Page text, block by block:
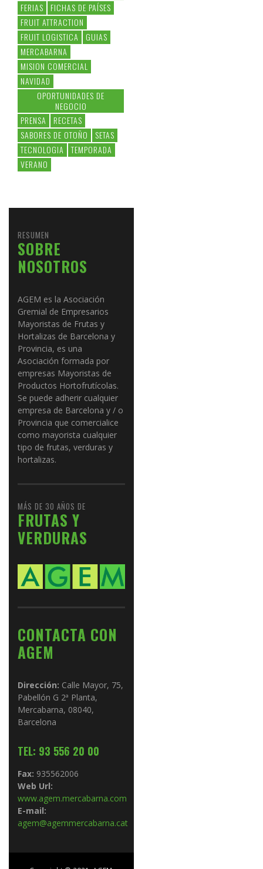
FERIAS
FICHAS DE PAÍSES
FRUIT ATTRACTION
FRUIT LOGISTICA
GUIAS
MERCABARNA
MISION COMERCIAL
NAVIDAD
OPORTUNIDADES DE
NEGOCIO
PRENSA
RECETAS
SABORES DE OTOÑO
SETAS
TECNOLOGIA
TEMPORADA
VERANO
RESUMEN
SOBRE
NOSOTROS
AGEM es la Asociación
Gremial de Empresarios
Mayoristas de Frutas y
Hortalizas de Barcelona y
Provincia, es una
Asociación formada por
empresas Mayoristas de
Productos Hortofrutícolas.
Se puede adherir cualquier
empresa de Barcelona y / o
Provincia que comercialice
como mayorista cualquier
tipo de frutas, verduras y
hortalizas.
MÁS DE 30 AÑOS DE
FRUTAS Y
VERDURAS
CONTACTA CON
AGEM
Dirección: Calle Mayor, 75,
Pabellón G 2ª Planta,
Mercabarna, 08040,
Barcelona
TEL: 93 556 20 00
Fax: 935562006
Web Url:
www.agem.mercabarna.com
E-mail:
agem@agemmercabarna.cat